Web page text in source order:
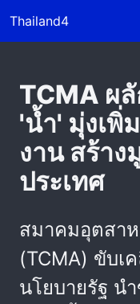
Thailand4
TCMA ผ
'น้ำ' มุ่งเพิ่
งาน สร้าง
ประเทศ
สมาคมอุตสา
(TCMA) ขับ
นโยบายรัฐ น